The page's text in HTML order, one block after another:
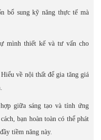
bổ sung kỹ năng thực tế mà
mình thiết kế và tư vấn cho
về nội thất để gia tăng giá
giữa sáng tạo và tính ứng
bạn hoàn toàn có thể phát
tiềm năng này.